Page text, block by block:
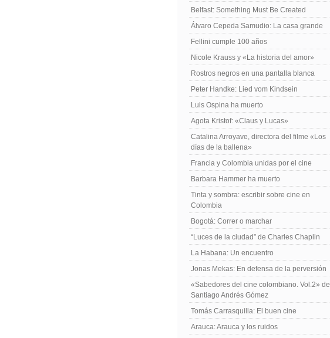
Belfast: Something Must Be Created
Álvaro Cepeda Samudio: La casa grande
Fellini cumple 100 años
Nicole Krauss y «La historia del amor»
Rostros negros en una pantalla blanca
Peter Handke: Lied vom Kindsein
Luis Ospina ha muerto
Agota Kristof: «Claus y Lucas»
Catalina Arroyave, directora del filme «Los
días de la ballena»
Francia y Colombia unidas por el cine
Barbara Hammer ha muerto
Tinta y sombra: escribir sobre cine en
Colombia
Bogotá: Correr o marchar
“Luces de la ciudad” de Charles Chaplin
La Habana: Un encuentro
Jonas Mekas: En defensa de la perversión
«Sabedores del cine colombiano. Vol.2» de
Santiago Andrés Gómez
Tomás Carrasquilla: El buen cine
Arauca: Arauca y los ruidos